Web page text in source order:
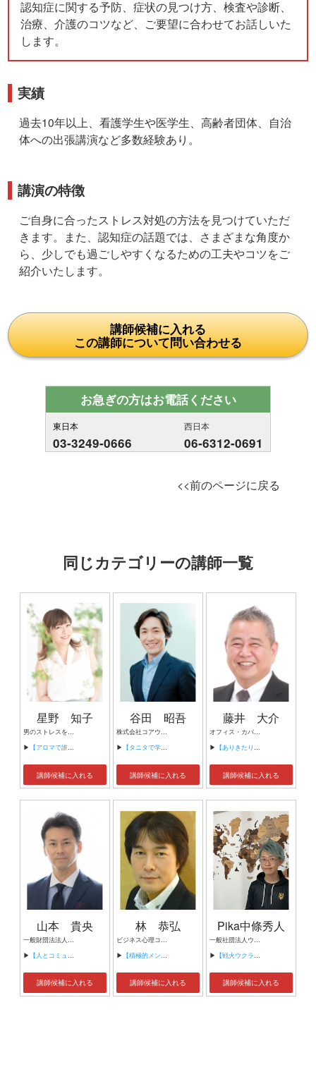
認知症に関する予防、症状の見つけ方、検査や診断、
治療、介護のコツなど、ご要望に合わせてお話しいた
します。
実績
過去10年以上、看護学生や医学生、高齢者団体、自治
体への出張講演など多数経験あり。
講演の特徴
ご自身に合ったストレス対処の方法を見つけていただ
きます。また、認知症の話題では、さまざまな角度か
ら、少しでも過ごしやすくなるための工夫やコツをご
紹介いたします。
講師候補に入れる
この講師について問い合わせる
お急ぎの方はお電話ください
東日本
03-3249-0666
西日本
06-6312-0691
<<前のページに戻る
同じカテゴリーの講師一覧
星野 知子
男のストレスをアロマで癒す専門家 社団法人日本アロマ環境協会認定アロマテラピーインストラクター 一般社団法人日本ストレスマネジメント協会認定ストレスマネジメントファシリテーター、メンタルヘルスファシリテーター 関西マインドフルネス協会認定インストラクター
▶ 【アロマで誰にでもできる「マインドフルネス瞑想」】
講師候補に入れる
谷田 昭吾
株式会社コアウェル 代表取締役
▶ 【タニタで学んだ成功法則 ～赤字企業を世界No．1へ導いた“経営の秘訣”とは？～】
講師候補に入れる
藤井 大介
オフィス・カバーズ 藤井社会保険労務士事務所 代表
▶ 【ありきたりな研修は致しません！新人研修(マインドチェンジ編)】
講師候補に入れる
山本 貴央
一般財団法法人日本生涯学習協議会認定講師 一般社団法人ISD個性心理学協会 支部長 マスターインストラクター 未来コーディネーター
▶ 【人とコミュニケーション『自分理解と相手理解のコミュニケーション』】
講師候補に入れる
林 恭弘
ビジネス心理コンサルティング 代表／心理カウンセラー
▶ 【積極的メンタルヘルスの実現に向けて】
講師候補に入れる
Pika中條秀人
一般社団法人ウスミシュカ理事 JCI senator
▶ 【戦火ウクライナの子供達の現実】
講師候補に入れる